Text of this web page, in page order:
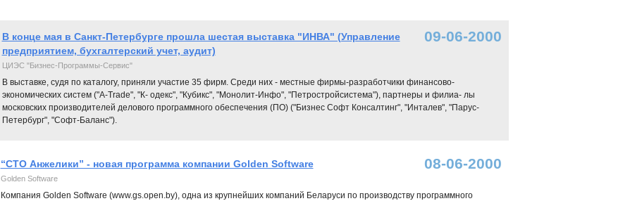
В конце мая в Санкт-Петербурге прошла шестая выставка "ИНВА" (Управление
предприятием, бухгалтерский учет, аудит)
09-06-2000
ЦИЭС "Бизнес-Программы-Сервис"
В выставке, судя по каталогу, приняли участие 35 фирм. Среди них - местные фирмы-разработчики финансово-
экономических систем ("A-Trade", "К- одекс", "Кубикс", "Монолит-Инфо", "Петростройсистема"), партнеры и филиа- лы
московских производителей делового программного обеспечения (ПО) ("Бизнес Софт Консалтинг", "Инталев", "Парус-
Петербург", "Софт-Баланс").
“СТО Анжелики” - новая программа компании Golden Software 08-06-2000
Golden Software
Компания Golden Software (www.gs.open.by), одна из крупнейших компаний Беларуси по производству программного